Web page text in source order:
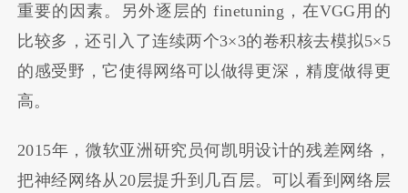
重要的因素。另外逐层的 finetuning，在VGG用的
比较多，还引入了连续两个3×3的卷积核去模拟5×5
的感受野，它使得网络可以做得更深，精度做得更
高。
2015年，微软亚洲研究员何凯明设计的残差网络，
把神经网络从20层提升到几百层。可以看到网络层